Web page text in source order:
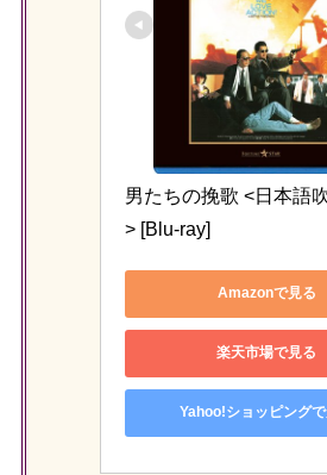
男たちの挽歌 <日本語
> [Blu-ray]
Amazonで見る
楽天市場で見る
Yahoo!ショッピング